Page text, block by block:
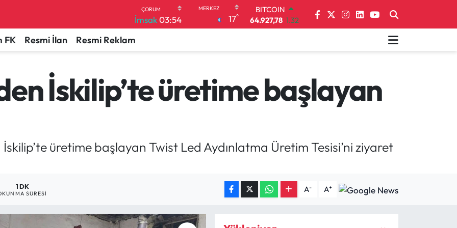
İmsak03:54 17°
DOLAR
47,5894 0.08
GRAM ALTIN
6508.83 4.44
BİST100
FK Resmi İlan Resmi Reklam
İskilip’te üretime başlayan
üretime başlayan Twist Led Aydınlatma Üretim Tesisi’ni ziyaret
1 DK
SÜRESI A- A+